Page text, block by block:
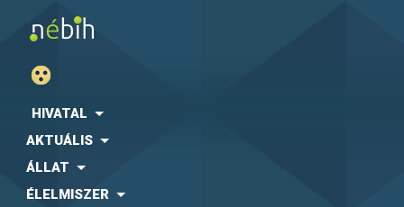
HIVATAL
AKTUÁLIS
ÁLLAT
ÉLELMISZER